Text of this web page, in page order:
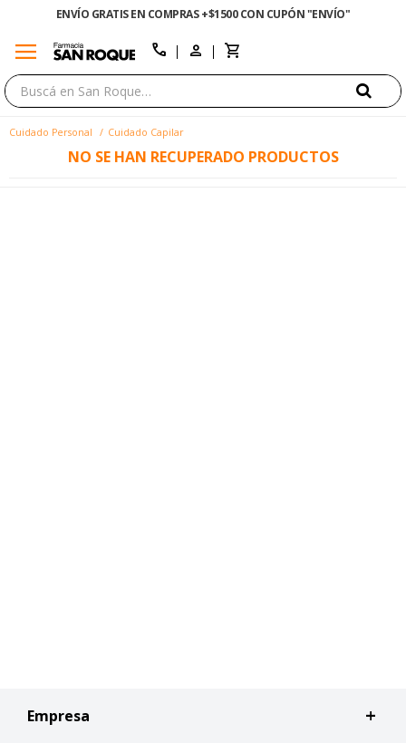
ENVÍO GRATIS EN COMPRAS +$1500 CON CUPÓN "ENVÍO"
menu call
Cuidado Personal Cuidado Capilar
NO SE HAN RECUPERADO PRODUCTOS
Empresa
close